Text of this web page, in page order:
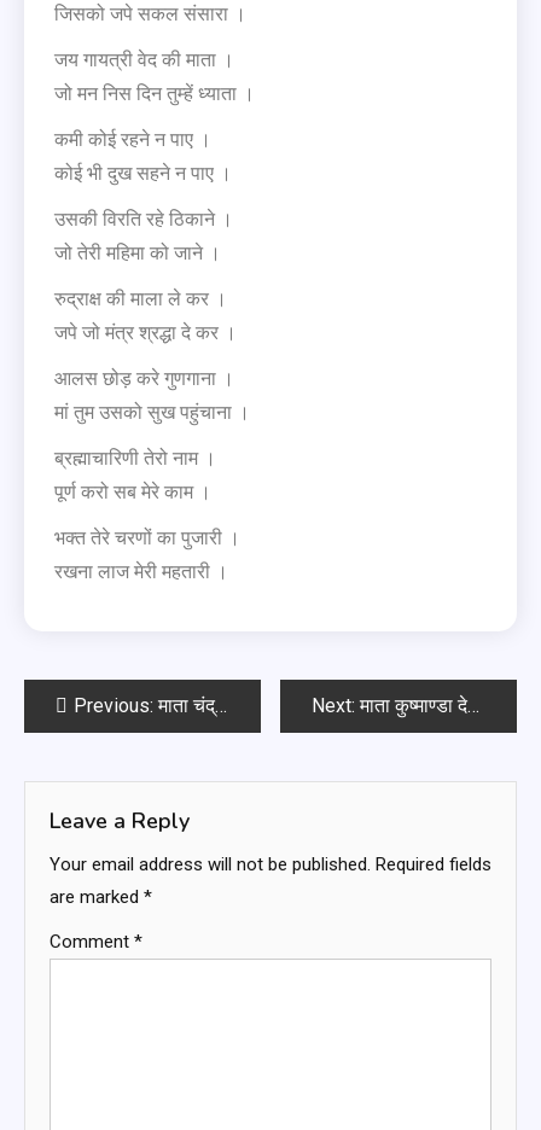
जिसको जपे सकल संसारा ।
जय गायत्री वेद की माता ।
जो मन निस दिन तुम्हें ध्याता ।
कमी कोई रहने न पाए ।
कोई भी दुख सहने न पाए ।
उसकी विरति रहे ठिकाने ।
जो तेरी महिमा को जाने ।
रुद्राक्ष की माला ले कर ।
जपे जो मंत्र श्रद्धा दे कर ।
आलस छोड़ करे गुणगाना ।
मां तुम उसको सुख पहुंचाना ।
ब्रह्माचारिणी तेरो नाम ।
पूर्ण करो सब मेरे काम ।
भक्त तेरे चरणों का पुजारी ।
रखना लाज मेरी महतारी ।
Previous: माता चंद्रघंटा देवी कवच Next: माता कुष्माण्डा देवी स्तोत्र
Leave a Reply
Your email address will not be published. Required fields
are marked *
Comment *